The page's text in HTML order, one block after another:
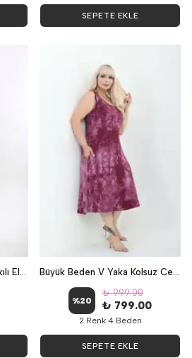
SEPETE EKLE
Büyük Beden Madonna Askılı Elbise - YAPRAK Büyük Beden V Yaka Kolsuz Cepli Elbise - Mürdüm
%20
₺ 999.00
₺ 799.00
2 Renk 4 Beden
SEPETE EKLE